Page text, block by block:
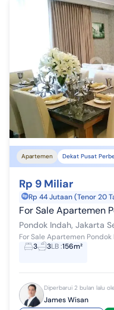
Apartemen Dekat Pusat
Rp 9 Miliar
Rp 44 Jutaan (Tenor 20
For Sale Apartemen
Pondok Indah, Jakarta
3
3LB:156m²
Diperbarui 2 bulan lalu
James Wisan